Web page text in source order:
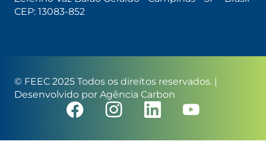
CEP: 13083-852
© FEEC 2025 Todos os direitos reservados. |
Desenvolvido por Agência Carbon